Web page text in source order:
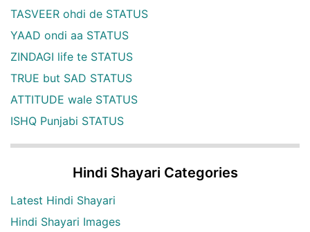
TASVEER ohdi de STATUS
YAAD ondi aa STATUS
ZINDAGI life te STATUS
TRUE but SAD STATUS
ATTITUDE wale STATUS
ISHQ Punjabi STATUS
Hindi Shayari Categories
Latest Hindi Shayari
Hindi Shayari Images